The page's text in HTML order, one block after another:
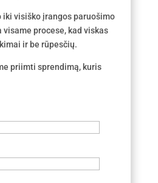
iki visiško įrangos paruošimo
procese, kad viskas
ir be rūpesčių.
priimti sprendimą, kuris